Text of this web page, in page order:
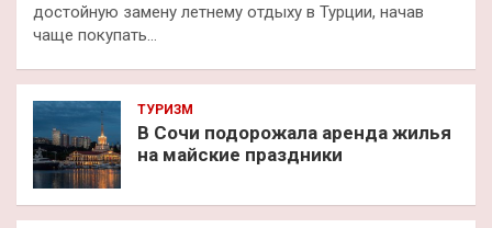
достойную замену летнему отдыху в Турции, начав
чаще покупать…
ТУРИЗМ
В Сочи подорожала аренда жилья
на майские праздники